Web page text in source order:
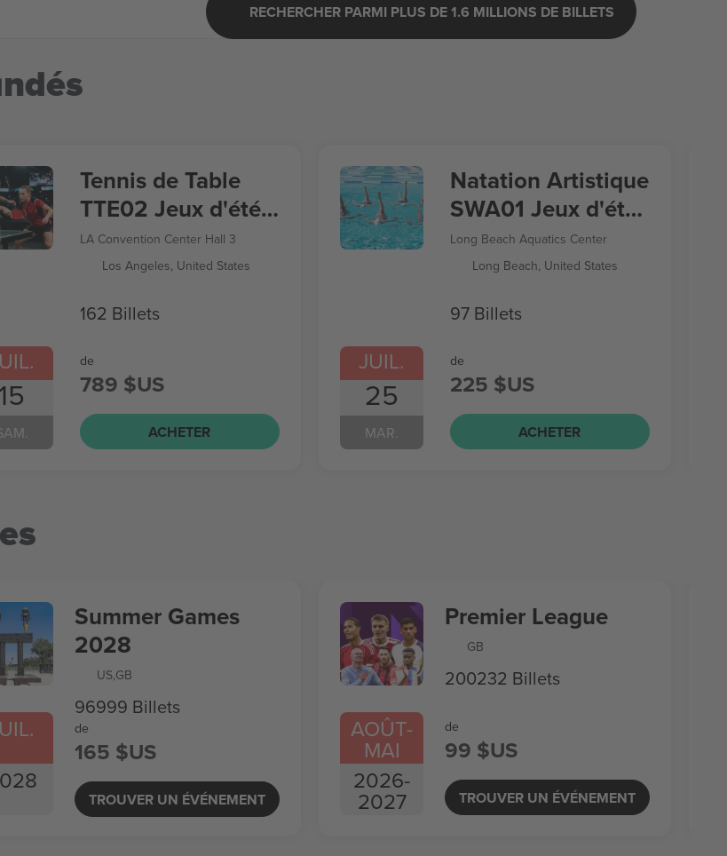
RECHERCHER PARMI PLUS DE 1.6 MILLIONS DE BILLETS
Tennis de Table
TTE02 Jeux d'été
2028
LA Convention Center Hall 3
Los Angeles, United States
162 Billets
de
789 $US
ACHETER
JUIL.
25
MAR.
Natation Artistique
SWA01 Jeux d'été
2028
Long Beach Aquatics Center
Long Beach, United States
97 Billets
de
225 $US
ACHETER
Summer Games
2028
US,GB
96999 Billets
de
165 $US
TROUVER UN ÉVÉNEMENT
AOÛT-
MAI
2026-
2027
Premier League
GB
200232 Billets
de
99 $US
TROUVER UN ÉVÉNEMENT